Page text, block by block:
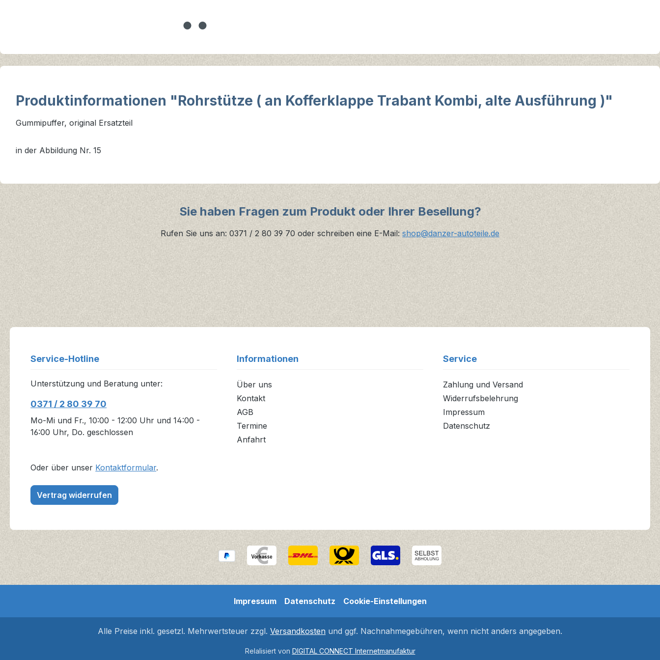
Produktinformationen "Rohrstütze ( an Kofferklappe Trabant Kombi, alte Ausführung )"
Gummipuffer, original Ersatzteil
in der Abbildung Nr. 15
Sie haben Fragen zum Produkt oder Ihrer Besellung?
Rufen Sie uns an: 0371 / 2 80 39 70 oder schreiben eine E-Mail: shop@danzer-autoteile.de
Service-Hotline
Unterstützung und Beratung unter:
0371 / 2 80 39 70
Mo-Mi und Fr., 10:00 - 12:00 Uhr und 14:00 -
16:00 Uhr, Do. geschlossen
Oder über unser Kontaktformular.
Vertrag widerrufen
Informationen
Über uns
Kontakt
AGB
Termine
Anfahrt
Service
Zahlung und Versand
Widerrufsbelehrung
Impressum
Datenschutz
Impressum Datenschutz Cookie-Einstellungen
Alle Preise inkl. gesetzl. Mehrwertsteuer zzgl. Versandkosten und ggf. Nachnahmegebühren, wenn nicht anders angegeben.
Relalisiert von DIGITAL CONNECT Internetmanufaktur